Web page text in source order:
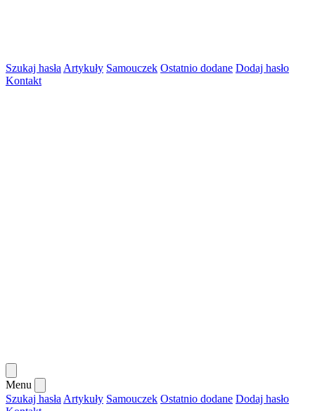
Szukaj hasła Artykuły Samouczek Ostatnio dodane Dodaj hasło
Kontakt
Menu
Szukaj hasła Artykuły Samouczek Ostatnio dodane Dodaj hasło